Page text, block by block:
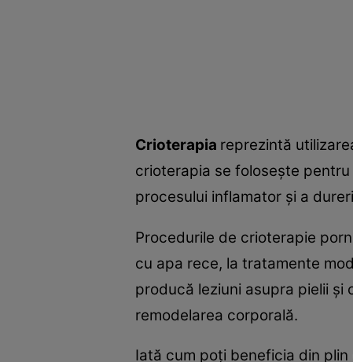
Crioterapia reprezintă
crioterapia se foloseşte
procesului inflamator și a
Procedurile de crioterapie
cu apa rece, la tratamente
producă leziuni asupra pielii
remodelarea corporală.
Iată cum poți beneficia din